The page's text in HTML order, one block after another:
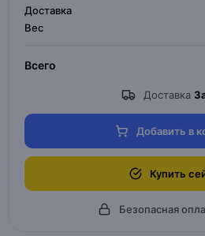
Доставка
Вес
Всего
Доставка
Добавить в
Купить
Безопасная